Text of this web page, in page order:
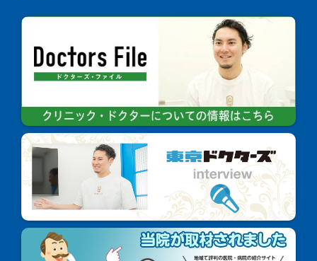
矯正装置を誤飲する可能性があります。
装置を外す際に、エナメル質に微小な亀裂が入る可
能性や、かぶせ物（補綴物）の一部が破損する可能
性があります。
装置を外した後、保定装置を指示どおり使用しない
場合、後戻りが生じる可能性が高くなります。
装置を外した後、現在の咬み合わせに合わせて、か
ぶせ物（補綴物）や虫歯治療後の修復物などをやり
直す可能性があります。
あごの成長発育により、咬み合わせや歯並びが変化
する可能性があります。
治療後に親知らずが生えることで歯並びに凹凸が生
じる可能性があります。また、加齢や歯周病などに
より歯を支えている骨がやせることで、咬み合わせ